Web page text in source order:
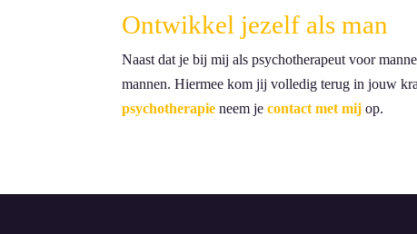
Ontwikkel jezelf als man
Naast dat je bij mij als psychotherapeut voor
mannen. Hiermee kom jij volledig terug in jouw
psychotherapie neem jecontact met mij op.